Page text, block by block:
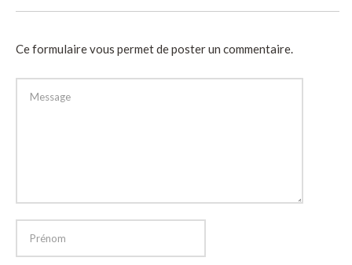
Ce formulaire vous permet de poster un commentaire.